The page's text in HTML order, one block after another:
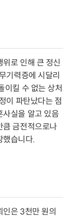
로 인해 큰 정신
기력증에 시달리
이킬 수 없는 상처
이 파탄났다는 점
사실을 알고 있음
큼 금전적으로나
했습니다.
은 3천만 원의